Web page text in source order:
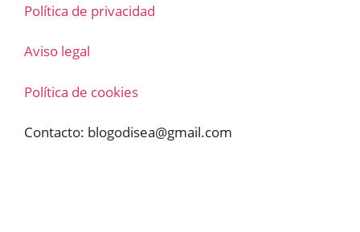
Política de privacidad
Aviso legal
Política de cookies
Contacto: blogodisea@gmail.com